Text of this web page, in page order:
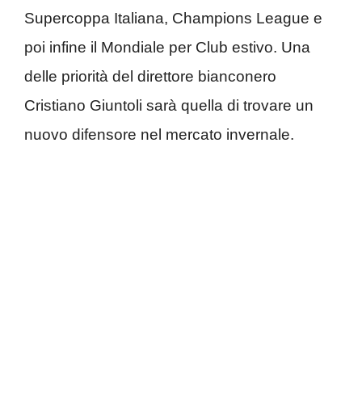
Supercoppa Italiana, Champions League e
poi infine il Mondiale per Club estivo. Una
delle priorità del direttore bianconero
Cristiano Giuntoli sarà quella di trovare un
nuovo difensore nel mercato invernale.